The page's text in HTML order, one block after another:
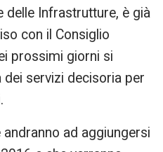
delle Infrastrutture, è già
con il Consiglio
prossimi giorni si
dei servizi decisoria per
ad aggiungersi